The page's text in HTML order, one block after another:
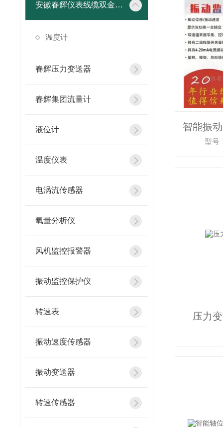
安徽春辉仪表线缆双金属温度计
温度计
春辉压力变送器
春辉集团流量计
液位计
温度仪表
电涡流传感器
氧量分析仪
风机监控报警器
振动监控保护仪
转速表
振动速度传感器
振动变送器
转速传感器
型号
压力